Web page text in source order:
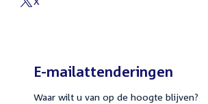
External
E-mailattenderingen
Waar wilt u van op de hoogte blijven?